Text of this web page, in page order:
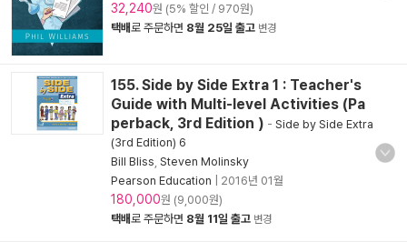
32,240원 (5% 할인 / 970원)
택배로 주문하면 8월 25일 출고 변경
155. Side by Side Extra 1 : Teacher's
Guide with Multi-level Activities (Pa
perback, 3rd Edition ) - Side by Side Extra
(3rd Edition) 6
Bill Bliss Steven Molinsky
Pearson Education
2016년 01월
180,000원 (9,000원)
택배로 주문하면 8월 11일 출고 변경